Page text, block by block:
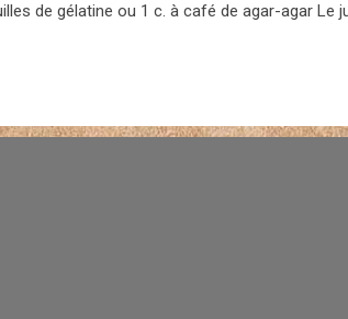
de gélatine ou 1 c. à café de agar-agar Le